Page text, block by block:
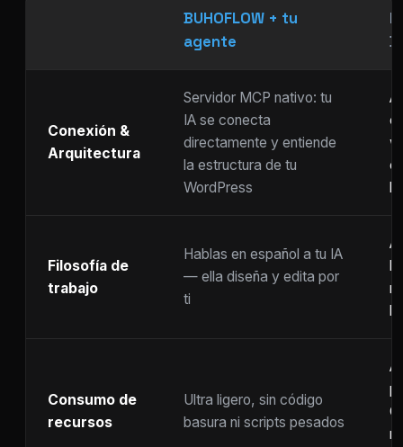
BUHOFLOW + tu
agente
Conexión &
Arquitectura
Servidor MCP nativo: tu
IA se conecta
directamente y entiende
la estructura de tu
WordPress
Filosofía de
trabajo
Hablas en español a tu IA
— ella diseña y edita por
ti
Consumo de
recursos
Ultra ligero, sin código
basura ni scripts pesados